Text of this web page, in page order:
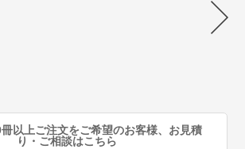
以上ご注文をご希望のお客様、お見積
り・ご相談はこちら